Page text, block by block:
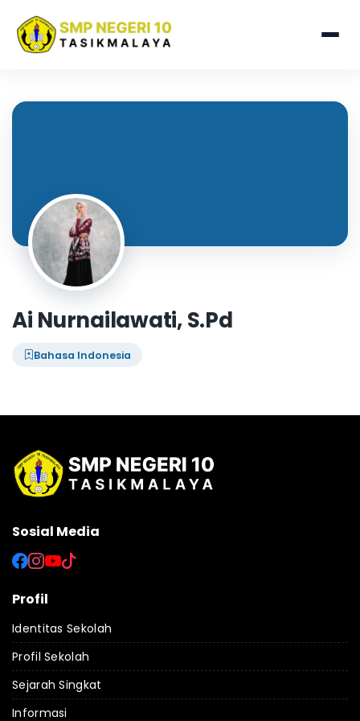
Ai Nurnailawati, S.Pd
Bahasa Indonesia
Sosial Media
Profil
Identitas Sekolah
Profil Sekolah
Sejarah Singkat
Informasi